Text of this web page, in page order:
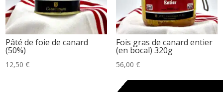
Pâté de foie de canard
(50%)
12,50€
Fois gras de canard entier
(en bocal) 320g
56,00 €